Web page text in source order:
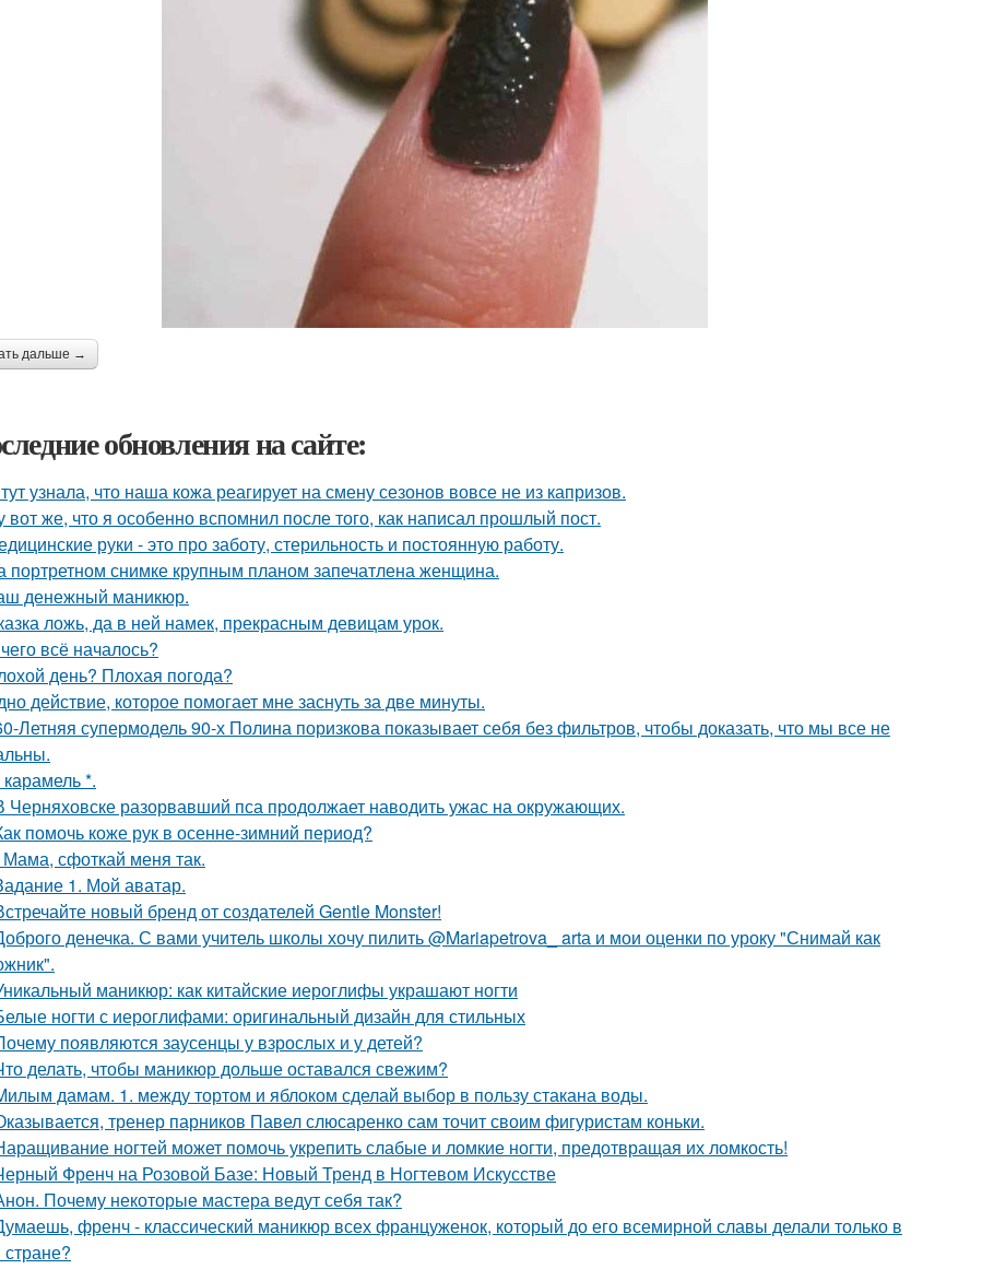
дальше →
обновления на сайте:
узнала, что наша кожа реагирует на смену сезонов вовсе не из капризов.
вот же, что я особенно вспомнил после того, как написал прошлый пост.
руки - это про заботу, стерильность и постоянную работу.
портретном снимке крупным планом запечатлена женщина.
денежный маникюр.
ложь, да в ней намек, прекрасным девицам урок.
всё началось?
день? Плохая погода?
действие, которое помогает мне заснуть за две минуты.
Летняя супермодель 90-х Полина поризкова показывает себя без фильтров, чтобы доказать, что мы все не
карамель *.
Черняховске разорвавший пса продолжает наводить ужас на окружающих.
помочь коже рук в осенне-зимний период?
сфоткай меня так.
1. Мой аватар.
новый бренд от создателей Gentle Monster!
денечка. С вами учитель школы хочу пилить @Mariapetrova_ artа и мои оценки по уроку "Снимай как
маникюр: как китайские иероглифы украшают ногти
ногти с иероглифами: оригинальный дизайн для стильных
появляются заусенцы у взрослых и у детей?
делать, чтобы маникюр дольше оставался свежим?
дамам. 1. между тортом и яблоком сделай выбор в пользу стакана воды.
тренер парников Павел слюсаренко сам точит своим фигуристам коньки.
ногтей может помочь укрепить слабые и ломкие ногти, предотвращая их ломкость!
Френч на Розовой Базе: Новый Тренд в Ногтевом Искусстве
Почему некоторые мастера ведут себя так?
френч - классический маникюр всех француженок, который до его всемирной славы делали только в
стране?